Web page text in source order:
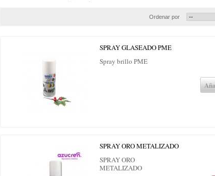
Ordenar por
SPRAY GLASEADO PME
Spray brillo PME
SPRAY ORO METALIZADO
SPRAY ORO
METALIZADO